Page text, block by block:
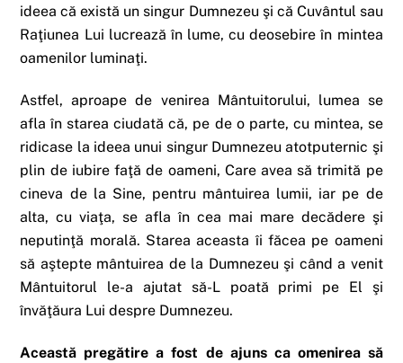
ideea că există un singur Dumnezeu şi că Cuvântul sau
Raţiunea Lui lucrează în lume, cu deosebire în mintea
oamenilor luminaţi.
Astfel, aproape de venirea Mântuitorului, lumea se
afla în starea ciudată că, pe de o parte, cu mintea, se
ridicase la ideea unui singur Dumnezeu atotputernic şi
plin de iubire faţă de oameni, Care avea să trimită pe
cineva de la Sine, pentru mântuirea lumii, iar pe de
alta, cu viaţa, se afla în cea mai mare decădere şi
neputinţă morală. Starea aceasta îi făcea pe oameni
să aştepte mântuirea de la Dumnezeu şi când a venit
Mântuitorul le-a ajutat să-L poată primi pe El şi
învăţăura Lui despre Dumnezeu.
Această pregătire a fost de ajuns ca omenirea să